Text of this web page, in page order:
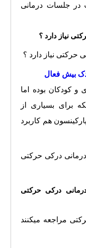
جلسات درمانی
نیاز دارد ؟
بیش فعال
و کودکان بوده اما
برای بسیاری از
هم کاربرد
درکی حرکتی
مراجعه میکنند